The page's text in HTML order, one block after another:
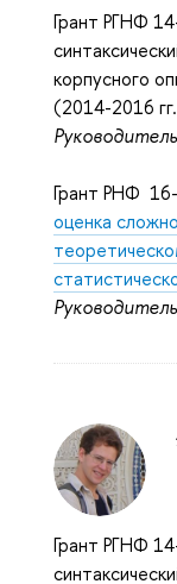
Грант РГНФ
корпусного
(2014-2016
Грант РНФ
оценка
Руководитель
Грант РГНФ